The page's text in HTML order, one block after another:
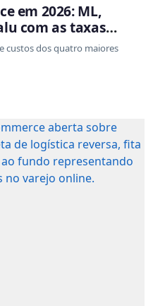
em 2026: ML,
com as taxas
custos dos quatro maiores